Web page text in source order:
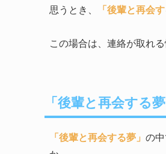
思うとき、
「後輩と再会す
この場合は、連絡が取れ
「後輩と再会する
「後輩と再会する夢」 の